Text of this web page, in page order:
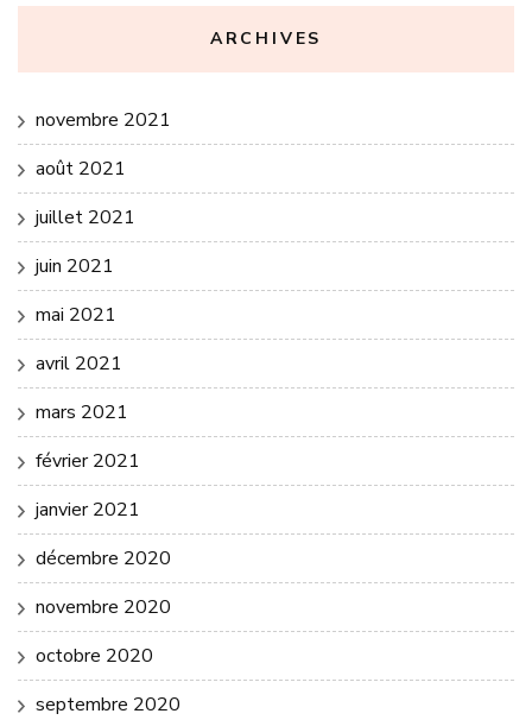
ARCHIVES
novembre 2021
août 2021
juillet 2021
juin 2021
mai 2021
avril 2021
mars 2021
février 2021
janvier 2021
décembre 2020
novembre 2020
octobre 2020
septembre 2020